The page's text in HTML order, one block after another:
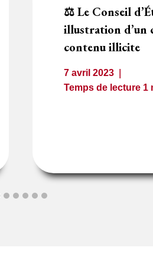
⚖️ Le Conseil
illustration d’un
contenu illicite
7 avril 2023
Temps de lecture 1